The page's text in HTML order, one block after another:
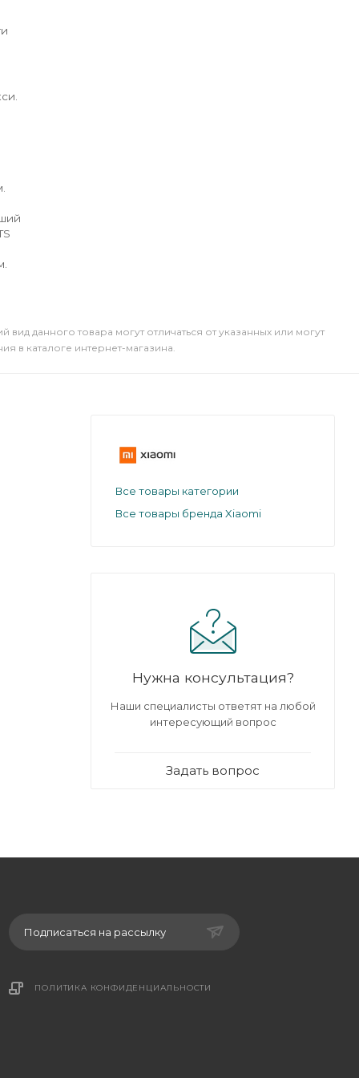
вид данного товара могут отличаться от указанных или могут
в каталоге интернет-магазина.
Все товары категории
Все товары бренда Xiaomi
Нужна консультация?
Наши специалисты ответят на любой
интересующий вопрос
Задать вопрос
Подписаться на рассылку
ПОЛИТИКА КОНФИДЕНЦИАЛЬНОСТИ